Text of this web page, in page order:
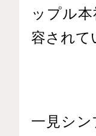
ップル
容されて
一見シ